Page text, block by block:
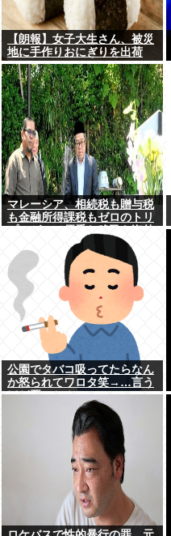
【朗報】女子大生さん、被災
地に手作りおにぎりを出荷
マレーシア、相続税も贈与税
も金融所得課税もゼロのトリ
プルゼロで優秀な移民を海外
から集めてしまう…
公園でタバコ吸ってたらなん
か怒られてワロタ笑→…言う
ほど悪いか？